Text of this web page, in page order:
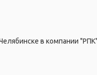
в компании